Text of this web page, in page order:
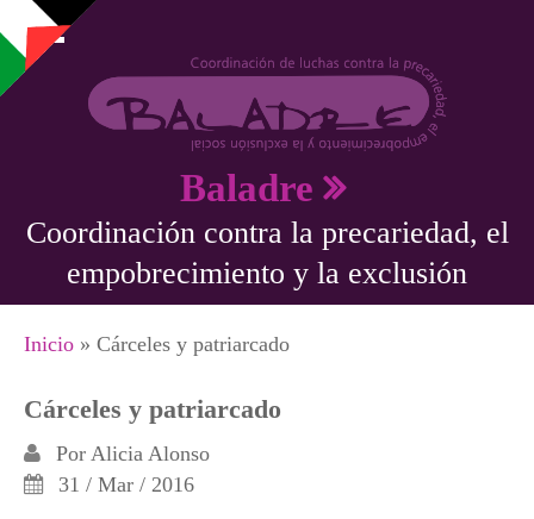
Pasar al contenido principal
Baladre
Coordinación contra la precariedad, el
empobrecimiento y la exclusión
Se encuentra usted aquí
Inicio » Cárceles y patriarcado
Cárceles y patriarcado
Por Alicia Alonso
31 / Mar / 2016